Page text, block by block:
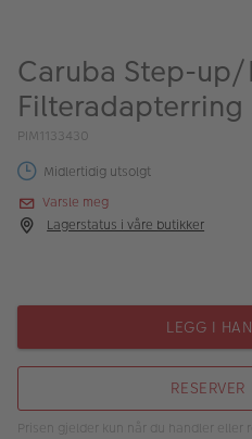
ALBUM
Kampanjer
Merker
Lagersalg
Inspirasjon
Butikkoversikt
Caruba Step-
Filteradapterring
PIM1133430
Midlertidig utsolgt
Varsle meg
Lagerstatus i våre butikker
LEGG I
Prisen gjelder kun når du handler eller